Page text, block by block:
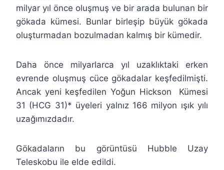
milyar yıl önce oluşmuş ve bir arada bulunan bir
gökada kümesi. Bunlar birleşip büyük gökada
oluşturmadan bozulmadan kalmış bir kümedir.
Daha önce milyarlarca yıl uzaklıktaki erken
evrende oluşmuş cüce gökadalar keşfedilmişti.
Ancak yeni keşfedilen Yoğun Hickson Kümesi
31 (HCG 31)* üyeleri yalnız 166 milyon ışık yılı
uzağımızdadır.
Gökadaların bu görüntüsü Hubble Uzay
Teleskobu ile elde edildi.